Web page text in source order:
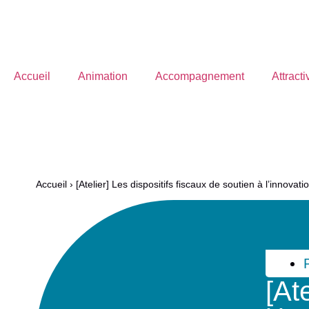
Accueil Animation Accompagnement
Accueil › [Atelier] Les dispositifs fiscaux de soutien à